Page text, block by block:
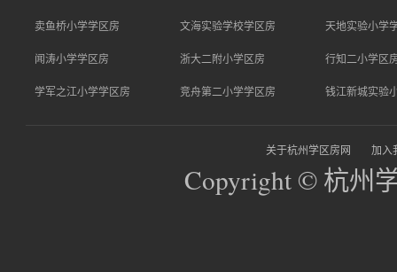
卖鱼桥小学学区房 文海实验学校学区房 天地实验小学
闻涛小学学区房 浙大二附小学区房 行知二小学区
学军之江小学学区房 竞舟第二小学学区房 钱江新城实验
关于杭州学区房网 加入
Copyright © 杭州